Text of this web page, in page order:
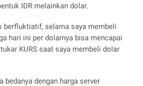
IDR melainkan dolar.
berfluktiatif, selama saya membeli
hari ini per dolarnya bisa mencapai
KURS saat saya membeli dolar
bedanya dengan harga server